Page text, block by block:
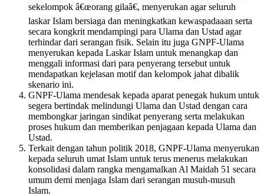
sekelompok â€œorang gilaâ€, menyerukan agar seluruh
laskar Islam bersiaga dan meningkatkan kewaspadaaan serta
secara kongkrit mendampingi para Ulama dan Ustad agar
terhindar dari serangan fisik. Selain itu juga GNPF-Ulama
menyerukan kepada Laskar Islam untuk menangkap dan
menggali informasi dari para penyerang tersebut untuk
mendapatkan kejelasan motif dan kelompok jahat dibalik
skenario ini.
GNPF-Ulama mendesak kepada aparat penegak hukum untuk
segera bertindak melindungi Ulama dan Ustad dengan cara
membongkar jaringan sindikat penyerang serta melakukan
proses hukum dan memberikan penjagaan kepada Ulama dan
Ustad.
Terkait dengan tahun politik 2018, GNPF-Ulama menyerukan
kepada seluruh umat Islam untuk terus menerus melakukan
konsolidasi dalam rangka mengamalkan Al Maidah 51 secara
umum demi menjaga Islam dari serangan musuh-musuh
Islam.